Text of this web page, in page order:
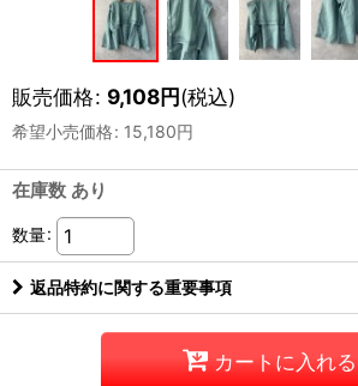
販売価格: 9,108円(税込)
希望小売価格: 15,180円
在庫数 あり
数量:
返品特約に関する重要事項
カートに入れる